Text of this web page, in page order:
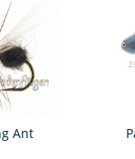
Ant